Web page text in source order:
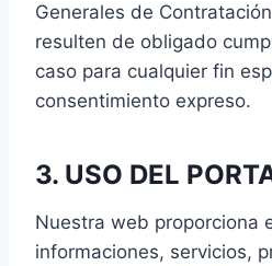
Generales de
resulten de obligado
caso para cualquier fin
consentimiento expreso.
3. USO DEL
Nuestra web proporciona
informaciones, servicios,